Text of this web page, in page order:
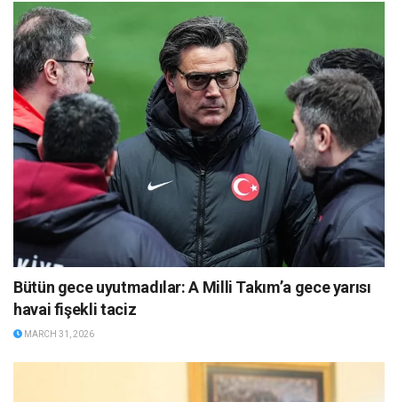
Bütün gece uyutmadılar: A Milli Takım’a gece yarısı
havai fişekli taciz
MARCH 31, 2026